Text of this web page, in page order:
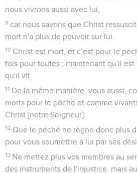
nous vivrons aussi avec lui,
9 car nous savons que Christ
mort n'a plus de pouvoir sur lui.
10 Christ est mort, et c’est pour le
fois pour toutes ; maintenant qu'il est
qu'il vit.
11 De la même manière, vous aussi,
morts pour le péché et comme
Christ [notre Seigneur].
12 Que le péché ne règne donc plus
pour vous soumettre à lui par ses
13 Ne mettez plus vos membres au
des instruments de l'injustice, mais